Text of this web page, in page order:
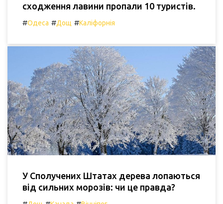
сходження лавини пропали 10 туристів.
#Одеса #Дощ #Каліфорнія
У Сполучених Штатах дерева лопаються
від сильних морозів: чи це правда?